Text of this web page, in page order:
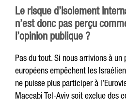
Le risque d’isolement
n’est donc pas perçu
l’opinion publique ?
Pas du tout. Si nous arrivions à un
européens empêchent les
ne puisse plus participer à
Maccabi Tel-Aviv soit exclue des